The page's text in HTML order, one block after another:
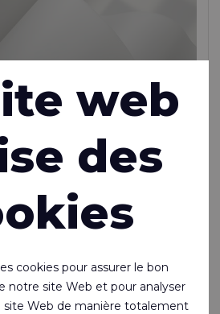
TPU soudable de 400 microns
En stock
web
des
cookies pour assurer le bon
notre site Web et pour analyser
site Web de manière totalement